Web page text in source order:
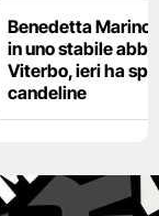
Benedetta Marino
in uno stabile
Viterbo, ieri ha
candeline